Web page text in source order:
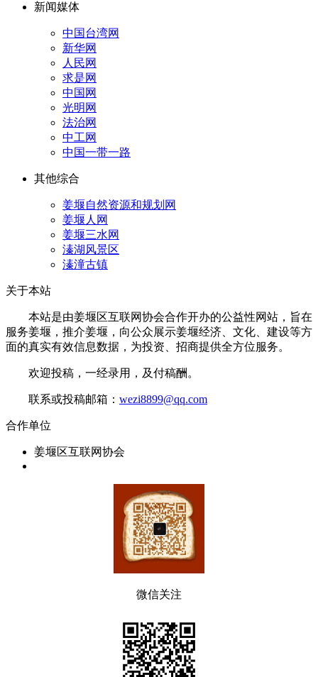
新闻媒体
中国台湾网
新华网
人民网
求是网
中国网
光明网
法治网
中工网
中国一带一路
其他综合
姜堰自然资源和规划网
姜堰人网
姜堰三水网
溱湖风景区
溱潼古镇
关于本站
本站是由姜堰区互联网协会合作开办的公益性网站，旨在
服务姜堰，推介姜堰，向公众展示姜堰经济、文化、建设等方
面的真实有效信息数据，为投资、招商提供全方位服务。
欢迎投稿，一经录用，及付稿酬。
联系或投稿邮箱： wezi8899@qq.com
合作单位
姜堰区互联网协会
微信关注